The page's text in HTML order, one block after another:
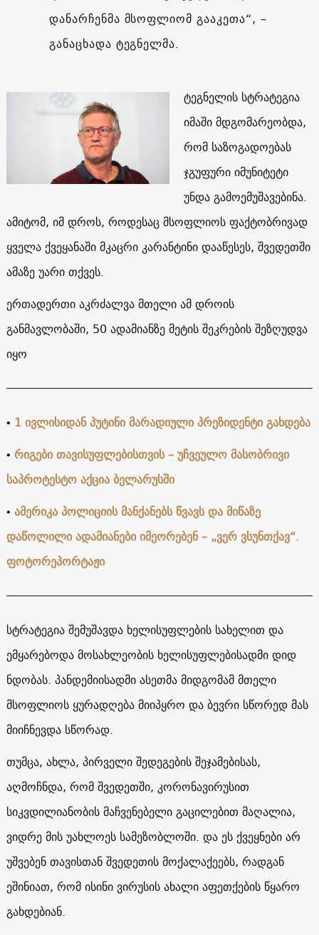
დანარჩენმა მსოფლიომ გააკეთა“, –
განაცხადა ტეგნელმა.
ტეგნელის სტრატეგია
იმაში მდგომარეობდა,
რომ საზოგადოებას
ჯგუფური იმუნიტეტი
უნდა გამოემუშავებინა.
ამიტომ, იმ დროს, როდესაც მსოფლიოს ფაქტობრივად
ყველა ქვეყანაში მკაცრი კარანტინი დააწესეს, შვედეთში
ამაზე უარი თქვეს.
ერთადერთი აკრძალვა მთელი ამ დროის
განმავლობაში, 50 ადამიანზე მეტის შეკრების შეზღუდვა
იყო
• 1 ივლისიდან პუტინი მარადიული პრეზიდენტი გახდება
• რიგები თავისუფლებისთვის – უჩვეულო მასობრივი
საპროტესტო აქცია ბელარუსში
• ამერიკა პოლიციის მანქანებს წვავს და მიწაზე
დაწოლილი ადამიანები იმეორებენ – „ვერ ვსუნთქავ“.
ფოტორეპორტაჟი
სტრატეგია შემუშავდა ხელისუფლების სახელით და
ემყარებოდა მოსახლეობის ხელისუფლებისადმი დიდ
ნდობას. პანდემიისადმი ასეთმა მიდგომამ მთელი
მსოფლიოს ყურადღება მიიპყრო და ბევრი სწორედ მას
მიიჩნევდა სწორად.
თუმცა, ახლა, პირველი შედეგების შეჯამებისას,
აღმოჩნდა, რომ შვედეთში, კორონავირუსით
სიკვდილიანობის მაჩვენებელი გაცილებით მაღალია,
ვიდრე მის უახლოეს სამეზობლოში. და ეს ქვეყნები არ
უშვებენ თავისთან შვედეთის მოქალაქეებს, რადგან
ეშინიათ, რომ ისინი ვირუსის ახალი აფეთქების წყარო
გახდებიან.